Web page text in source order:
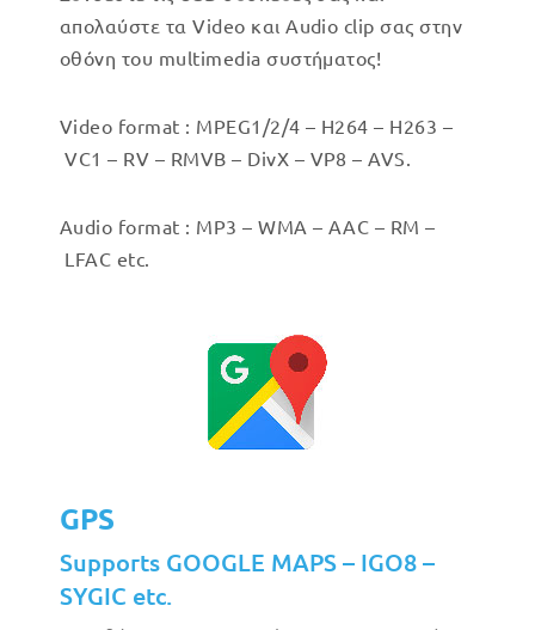
απολαύστε τα Video και Audio clip σας στην
οθόνη του multimedia συστήματος!
Video format : MPEG1/2/4 – H264 – H263 –
VC1 – RV – RMVB – DivX – VP8 –AVS.
Audio format : MP3 –WMA – AAC – RM –
LFAC etc.
GPS
Supports GOOGLE MAPS – IGO8 –
SYGIC etc.